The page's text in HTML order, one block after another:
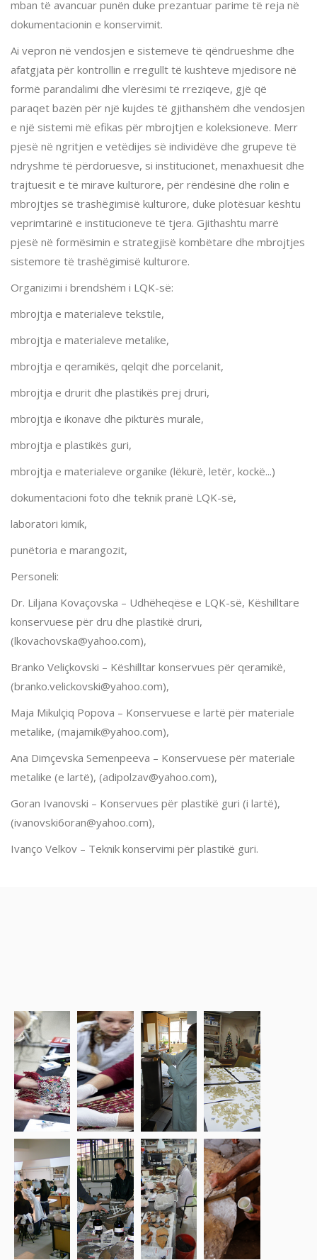
mban të avancuar punën duke prezantuar parime të reja në
dokumentacionin e konservimit.
Ai vepron në vendosjen e sistemeve të qëndrueshme dhe
afatgjata për kontrollin e rregullt të kushteve mjedisore në
formë parandalimi dhe vlerësimi të rreziqeve, gjë që
paraqet bazën për një kujdes të gjithanshëm dhe vendosjen
e një sistemi më efikas për mbrojtjen e koleksioneve. Merr
pjesë në ngritjen e vetëdijes së individëve dhe grupeve të
ndryshme të përdoruesve, si institucionet, menaxhuesit dhe
trajtuesit e të mirave kulturore, për rëndësinë dhe rolin e
mbrojtjes së trashëgimisë kulturore, duke plotësuar kështu
veprimtarinë e institucioneve të tjera. Gjithashtu marrë
pjesë në formësimin e strategjisë kombëtare dhe mbrojtjes
sistemore të trashëgimisë kulturore.
Organizimi i brendshëm i LQK-së:
mbrojtja e materialeve tekstile,
mbrojtja e materialeve metalike,
mbrojtja e qeramikës, qelqit dhe porcelanit,
mbrojtja e drurit dhe plastikës prej druri,
mbrojtja e ikonave dhe pikturës murale,
mbrojtja e plastikës guri,
mbrojtja e materialeve organike (lëkurë, letër, kockë...)
dokumentacioni foto dhe teknik pranë LQK-së,
laboratori kimik,
punëtoria e marangozit,
Personeli:
Dr. Liljana Kovaçovska – Udhëheqëse e LQK-së, Këshilltare
konservuese për dru dhe plastikë druri,
(lkovachovska@yahoo.com),
Branko Veliçkovski – Këshilltar konservues për qeramikë,
(branko.velickovski@yahoo.com),
Maja Mikulçiq Popova – Konservuese e lartë për materiale
metalike, (majamik@yahoo.com),
Ana Dimçevska Semenpeeva – Konservuese për materiale
metalike (e lartë), (adipolzav@yahoo.com),
Goran Ivanovski – Konservues për plastikë guri (i lartë),
(ivanovski6oran@yahoo.com),
Ivanço Velkov – Teknik konservimi për plastikë guri.